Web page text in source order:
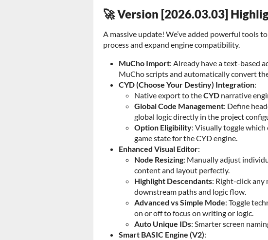
🚀 Version [2026.03.03]
A massive update! We’ve added powerful tools
process and expand engine compatibility.
MuCho Import: Already have a text-based
MuCho scripts and automatically convert
CYD (Choose Your Destiny) Integration:
Native export to theCYD narrative
Global Code Management: Define
global logic directly in the project
Option Eligibility: Visually toggle which
game state for the CYD engine.
Enhanced Visual Editor:
Node Resizing: Manually adjust
content and layout perfectly.
Highlight Descendants: Right-click any
downstream paths and logic flow.
Advanced vs Simple Mode: Toggle
on or off to focus on writing or logic.
Auto Unique IDs: Smarter screen
Smart BASIC Engine (V2):